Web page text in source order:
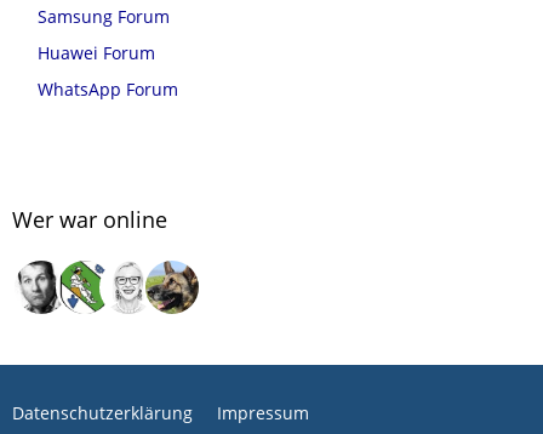
Samsung Forum
Huawei Forum
WhatsApp Forum
Wer war online
Datenschutzerklärung Impressum